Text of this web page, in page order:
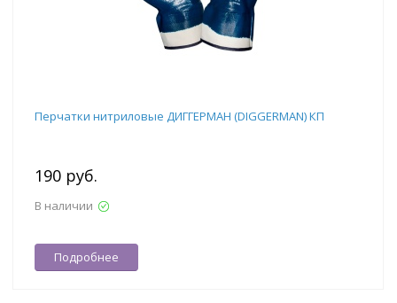
Перчатки нитриловые ДИГГЕРМАН (DIGGERMAN) КП
190 руб.
В наличии
Подробнее